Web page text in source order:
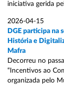
iniciativa gerida
2026-04-15
DGE participa na
História e
Mafra
Decorreu no
“Incentivos ao
organizada pelo